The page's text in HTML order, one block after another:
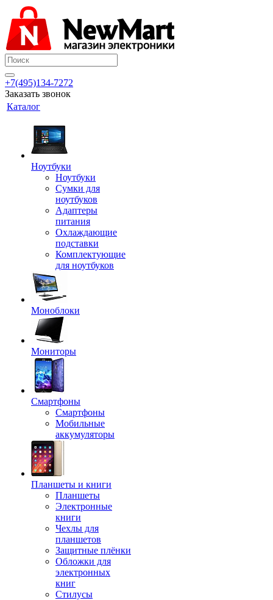
+7(495)134-7272
Заказать звонок
Каталог
Ноутбуки
Ноутбуки
Сумки для
ноутбуков
Адаптеры
питания
Охлаждающие
подставки
Комплектующие
для ноутбуков
Моноблоки
Мониторы
Смартфоны
Смартфоны
Мобильные
аккумуляторы
Планшеты и книги
Планшеты
Электронные
книги
Чехлы для
планшетов
Защитные плёнки
Обложки для
электронных
книг
Стилусы